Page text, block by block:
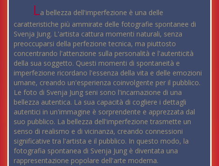
La bellezza dell'imperfezione è una delle
caratteristiche più ammirate delle fotografie spontanee di
Svenja Jung. L'artista cattura momenti naturali, senza
preoccuparsi della perfezione tecnica, ma piuttosto
concentrando l'attenzione sulla personalità e l'autenticità
della sua soggetto. Questi momenti di spontaneità e
imperfezione ricordano l'essenza della vita e delle emozioni
umane, creando un'esperienza coinvolgente per il pubblico.
Le foto di Svenja Jung seni sono l'incarnazione di una
bellezza autentica. La sua capacità di cogliere i dettagli
autentici in un'immagine è sorprendente e apprezzata dal
suo pubblico. La bellezza dell'imperfezione trasmette un
senso di realismo e di vicinanza, creando connessioni
significative tra l'artista e il pubblico. In questo modo, la
fotografia spontanea di Svenja Jung è diventata una
rappresentazione popolare dell'arte moderna.